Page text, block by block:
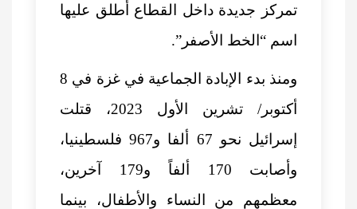
تمركز جديدة داخل القطاع أطلق عليها
اسم “الخط الأصفر”.
ومنذ بدء الإبادة الجماعية في غزة في 8
أكتوبر/ تشرين الأول 2023، قتلت
إسرائيل نحو 67 ألفا و967 فلسطينيا،
وأصابت 170 ألفاً و179 آخرين،
معظمهم من النساء والأطفال، بينما